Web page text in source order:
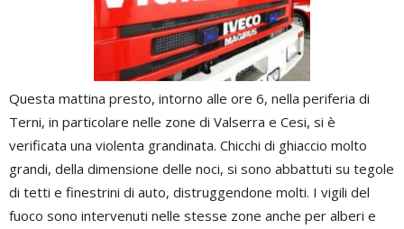
Questa mattina presto, intorno alle ore 6, nella periferia di
Terni, in particolare nelle zone di Valserra e Cesi, si è
verificata una violenta grandinata. Chicchi di ghiaccio molto
grandi, della dimensione delle noci, si sono abbattuti su tegole
di tetti e finestrini di auto, distruggendone molti. I vigili del
fuoco sono intervenuti nelle stesse zone anche per alberi e